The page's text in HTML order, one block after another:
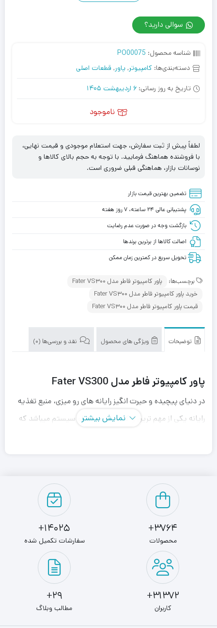
سوالی دارید؟
شناسه محصول: PO00075
دسته‌بندی‌ها: کامپیوتر, پاور, قطعات اصلی
تاریخ به روز رسانی: 6 اردیبهشت 1405
ناموجود
لطفاً پیش از ثبت سفارش، جهت استعلام موجودی و قیمت نهایی،
با فروشنده هماهنگ فرمایید. با توجه به حجم بالای کالاها و
نوسانات بازار، هماهنگی قبلی ضروری است.
تضمین بهترین قیمت بازار
پشتیبانی عالی ۲۴ ساعته، ۷ روز هفته
بازگشت وجه در صورت عدم رضایت
اصالت کالاها از برترین برندها
تحویل سریع در کمترین زمان ممکن
برچسب‌ها:
پاور کامپیوتر فاطر مدل Fater VS300
خرید پاور کامپیوتر فاطر مدل Fater VS300
قیمت پاور کامپیوتر فاطر مدل Fater VS300
توضیحات ویژگی های محصول نقد و بررسی‌ها (0)
پاور کامپیوتر فاطر مدل Fater VS300
‌‌‌‌‌در دنیای پیچیده و حیرت انگیز رایانه‌ های رو میزی، منبع تغذیه
رایانه یکی از مهم ‌ترین و کلیدی ترین اجزاء سیستم میباشد که
جمله عدم توانایی تامین انرژی مورد نیاز، عدم کنترل نوسان،
کاهش پرفرمنس در شرایط فشار کاری، عدم دفع صحیح
الکتریسیته ساکن، عدم تهویه صحیح و مناسب به مقدار قابل
توجهی سطح سیستم خود و عملکرد و حتی عمر قطعات آن را
پایین آورده‌ اید.
متاسفانه عموما پارو کیس کامپیوتر را بر اساس قدرت و میزان
توانایی شان، شناخته و مقایسه میکنند اما به غیر از میزان توان
عوامل بسیار مهم دیگری نیز وجود دارد که باید به آنها نیز توجه
نمایش بیشتر
3764+
محصولات
14025+
سفارشات تکمیل شده
31372+
کاربران
29+
مطالب وبلاگ